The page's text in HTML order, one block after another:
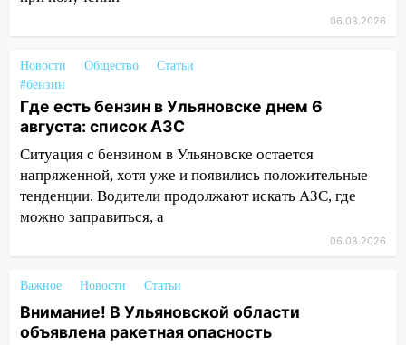
бензина Евро 2, Евро 3, Евро 4
врезался в забор
10:27
днем 6 августа: список АЗС
10:16 Внимание! В Ульяновской области
объявлена ракетная опасность
10:00 В Старомайнском районе утонул
51-летний мужчина
09:44 Ульяновские спасатели помогли
юному велосипедисту на улице
06.08.2026
Новости Общество
Статьи
#бензин
Где есть бензин в Ульяновске днем 6
августа: список АЗС
Ситуация с бензином в Ульяновске остается
напряженной, хотя уже и появились положительные
тенденции. Водители продолжают искать АЗС, где
можно заправиться, а
06.08.2026
Важное Новости Статьи
Внимание! В Ульяновской области
объявлена ракетная опасность